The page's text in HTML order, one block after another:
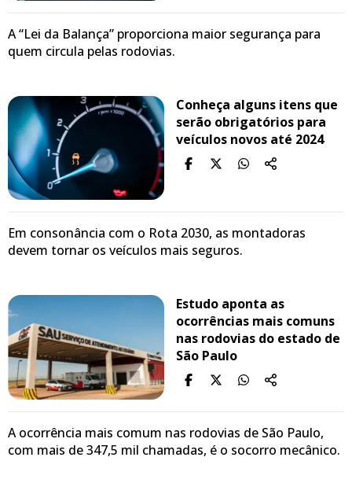
A “Lei da Balança” proporciona maior segurança para
quem circula pelas rodovias.
Conheça alguns itens que
serão obrigatórios para
veículos novos até 2024
Em consonância com o Rota 2030, as montadoras
devem tornar os veículos mais seguros.
Estudo aponta as
ocorrências mais comuns
nas rodovias do estado de
São Paulo
A ocorrência mais comum nas rodovias de São Paulo,
com mais de 347,5 mil chamadas, é o socorro mecânico.